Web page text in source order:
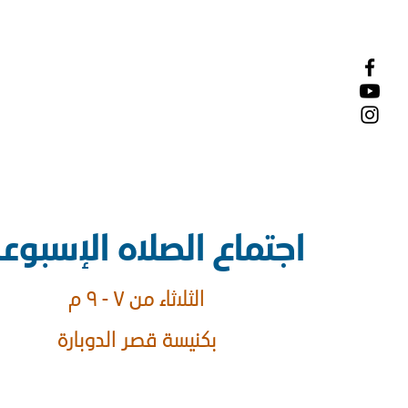
اجتماع الصلاه
الثلاثاء من ٧ - ٩ م
بكنيسة قصر الدوبارة